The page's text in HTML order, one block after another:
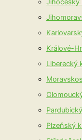
Jihočeský
Králové-
Liberecký
Plzeňský